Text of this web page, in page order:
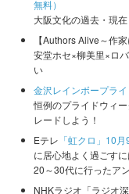
無料）
大阪文化の過去・現
【Authors Alive～作家
安堂ホセ×柳美里×ロ
い
金沢レインボープラ
恒例のプライドウィ
レードしよう！
Eテレ 「虹クロ」10
に居心地よく過ごすに
20～30代に行ったア
NHKラジオ「ラジオ